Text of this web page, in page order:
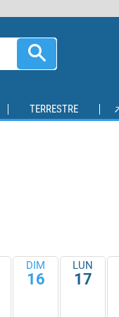
TERRESTRE
DIM
16
LUN
17